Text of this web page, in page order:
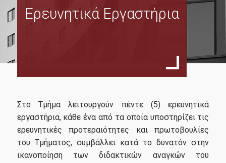
Σκοπός
Οδηγός Εκπόνησης Διπλωματικής Εργασίας
Ανθρώπινο Δυναμικό
Διδάσκοντες
Eρευνητικά Εργαστήρια
Στο Τμήμα λειτουργούν πέντε (5) ερευνητικά
εργαστήρια, κάθε ένα από τα οποία υποστηρίζει τις
ερευνητικές προτεραιότητες και πρωτοβουλίες
του Τμήματος, συμβάλλει κατά το δυνατόν στην
ικανοποίηση των διδακτικών αναγκών του